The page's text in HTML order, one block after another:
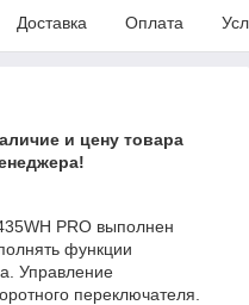
Доставка Оплата
и цену товара
PRO выполнен
функции
Управление
переключателя.